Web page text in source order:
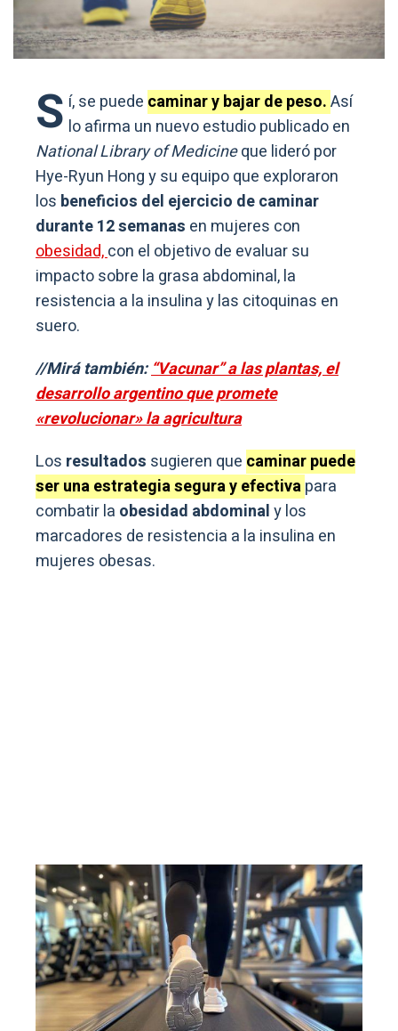
S í, se puede caminar y bajar de peso.Así
lo afirma un nuevo estudio publicado en
National Library of Medicineque lideró por
Hye-Ryun Hong y su equipo que exploraron
los beneficios del ejercicio de caminar
durante 12 semanas en mujeres con
obesidad,con el objetivo de evaluar su
impacto sobre la grasa abdominal, la
resistencia a la insulina y las citoquinas en
suero.
//Mirá también:“Vacunar” a las plantas, el
desarrollo argentino que promete
«revolucionar» la agricultura
Los resultados sugieren que caminar puede
ser una estrategia segura y efectivapara
combatir la obesidad abdominaly los
marcadores de resistencia a la insulina en
mujeres obesas.